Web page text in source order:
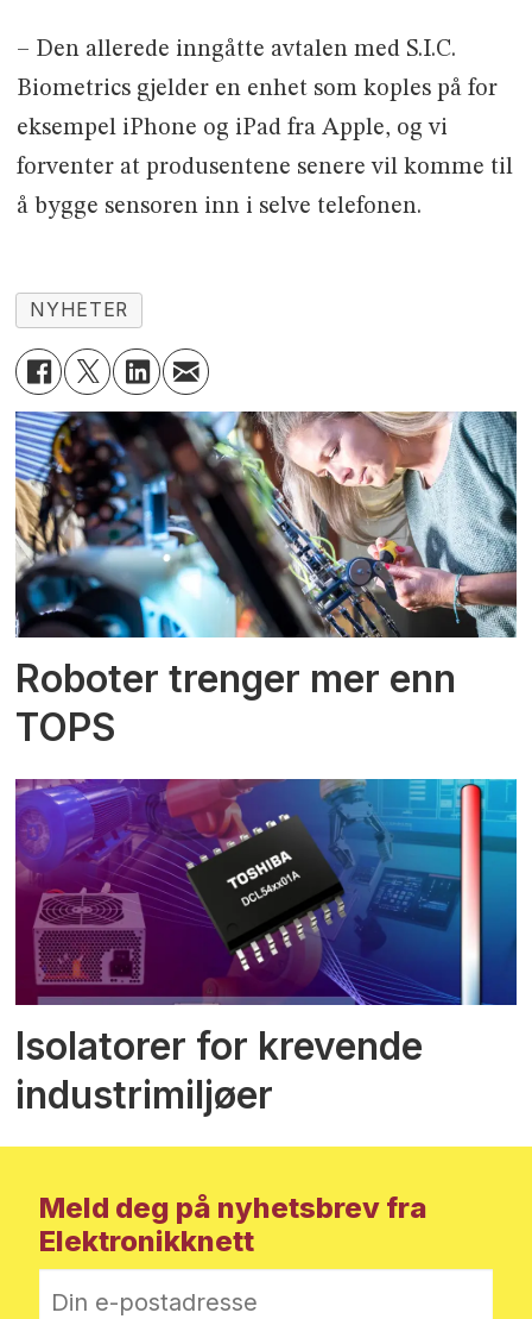
– Den allerede inngåtte avtalen med S.I.C.
Biometrics gjelder en enhet som koples på for
eksempel iPhone og iPad fra Apple, og vi
forventer at produsentene senere vil komme til
å bygge sensoren inn i selve telefonen.
NYHETER
Roboter trenger mer enn
TOPS
Isolatorer for krevende
industrimiljøer
Meld deg på nyhetsbrev fra
Elektronikknett